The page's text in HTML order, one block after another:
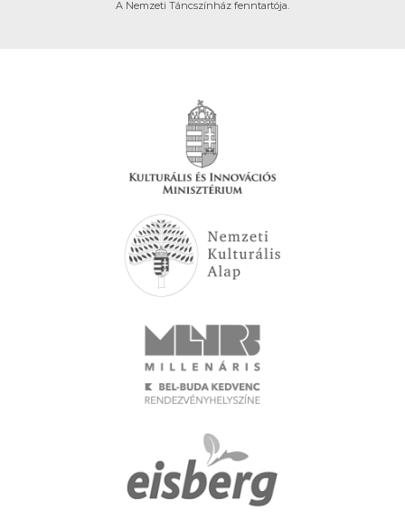
A Nemzeti Táncszínház fenntartója.